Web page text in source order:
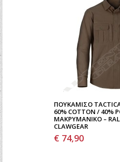
ΠΟΥΚΆΜΙΣΟ
60% COTTON / 40%
ΜΑΚΡΥΜΆΝΙΚΟ –
CLAWGEAR
€ 74,90